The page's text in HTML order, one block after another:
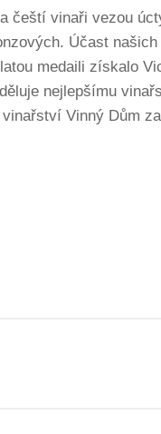
čeští vinaři vezou
Účast
medaili získalo
nejlepšímu
Vinný Dům